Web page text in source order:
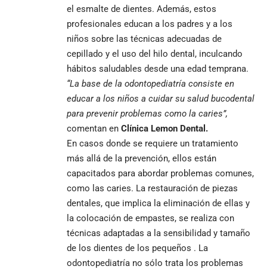
el esmalte de dientes. Además, estos
profesionales educan a los padres y a los
niños sobre las técnicas adecuadas de
cepillado y el uso del hilo dental, inculcando
hábitos saludables desde una edad temprana.
“La base de la odontopediatría consiste en
educar a los niños a cuidar su salud bucodental
para prevenir problemas como la caries”,
comentan en Clínica Lemon Dental.
En casos donde se requiere un tratamiento
más allá de la prevención, ellos están
capacitados para abordar problemas comunes,
como las caries. La restauración de piezas
dentales, que implica la eliminación de ellas y
la colocación de empastes, se realiza con
técnicas adaptadas a la sensibilidad y tamaño
de los dientes de los pequeños . La
odontopediatría no sólo trata los problemas